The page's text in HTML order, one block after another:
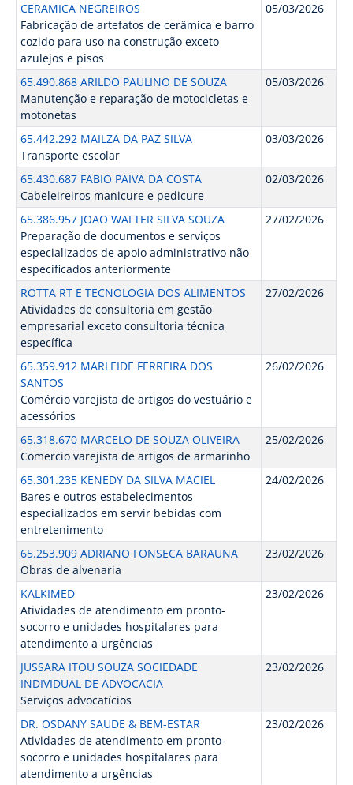
CERAMICA NEGREIROS
Fabricação de artefatos de cerâmica e barro
cozido para uso na construção exceto
azulejos e pisos
05/03/2026
65.490.868 ARILDO PAULINO DE SOUZA
Manutenção e reparação de motocicletas e
motonetas
05/03/2026
65.442.292 MAILZA DA PAZ SILVA
Transporte escolar
03/03/2026
65.430.687 FABIO PAIVA DA COSTA
Cabeleireiros manicure e pedicure
02/03/2026
65.386.957 JOAO WALTER SILVA SOUZA
Preparação de documentos e serviços
especializados de apoio administrativo não
especificados anteriormente
27/02/2026
ROTTA RT E TECNOLOGIA DOS ALIMENTOS
Atividades de consultoria em gestão
empresarial exceto consultoria técnica
específica
27/02/2026
65.359.912 MARLEIDE FERREIRA DOS
SANTOS
Comércio varejista de artigos do vestuário e
acessórios
26/02/2026
65.318.670 MARCELO DE SOUZA OLIVEIRA
Comercio varejista de artigos de armarinho
25/02/2026
65.301.235 KENEDY DA SILVA MACIEL
Bares e outros estabelecimentos
especializados em servir bebidas com
entretenimento
24/02/2026
65.253.909 ADRIANO FONSECA BARAUNA
Obras de alvenaria
23/02/2026
KALKIMED
Atividades de atendimento em pronto-
socorro e unidades hospitalares para
atendimento a urgências
23/02/2026
JUSSARA ITOU SOUZA SOCIEDADE
INDIVIDUAL DE ADVOCACIA
Serviços advocatícios
23/02/2026
DR. OSDANY SAUDE & BEM-ESTAR
Atividades de atendimento em pronto-
socorro e unidades hospitalares para
atendimento a urgências
23/02/2026